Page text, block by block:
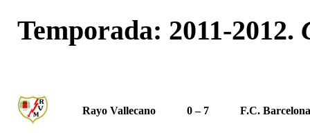
Temporada: 2011-2012.
Rayo Vallecano 0 – 7 F.C. Barcelona